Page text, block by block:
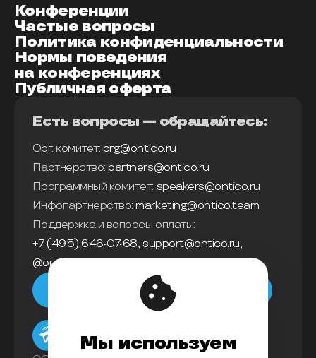
Конференции
Частые вопросы
Политика конфиденциальности
Нормы поведения
на конференциях
Публичная оферта
Есть вопросы — обращайтесь:
Орг. комитет: org@ontico.ru
Партнерство: partners@ontico.ru
Программный комитет: speakers@ontico.ru
Инфопартнерство: marketing@ontico.team
Поддержка и вопросы оплаты:
+7 (495) 646-07-68, support@ontico.ru,
@ontico_support
Мы в телеграм
Мы используем